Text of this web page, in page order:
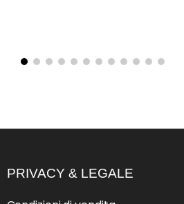
PRIVACY & LEGALE